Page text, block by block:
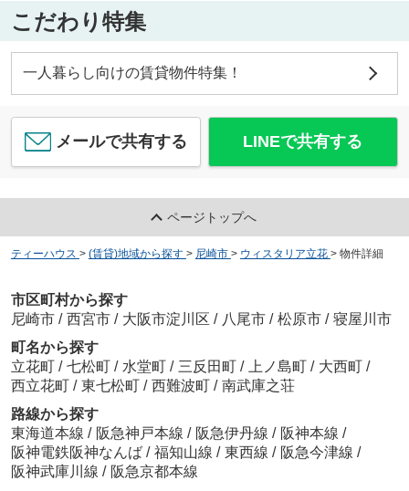
こだわり特集
一人暮らし向けの賃貸物件特集！
メールで共有する LINEで共有する
ページトップへ
ティーハウス > (賃貸)地域から探す > 尼崎市 > ウィスタリア立花 > 物件詳細
市区町村から探す
尼崎市 / 西宮市 / 大阪市淀川区 / 八尾市 / 松原市 / 寝屋川市
町名から探す
立花町 / 七松町 / 水堂町 / 三反田町 / 上ノ島町 / 大西町 /
西立花町 / 東七松町 / 西難波町 / 南武庫之荘
路線から探す
東海道本線 / 阪急神戸本線 / 阪急伊丹線 / 阪神本線 /
阪神電鉄阪神なんば / 福知山線 / 東西線 / 阪急今津線 /
阪神武庫川線 / 阪急京都本線